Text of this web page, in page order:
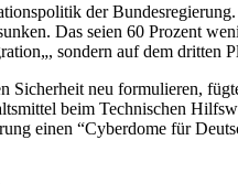
der
Das seien 60 Prozent
sondern auf dem dritten
Sicherheit neu formulieren,
beim Technischen
einen “Cyberdome für